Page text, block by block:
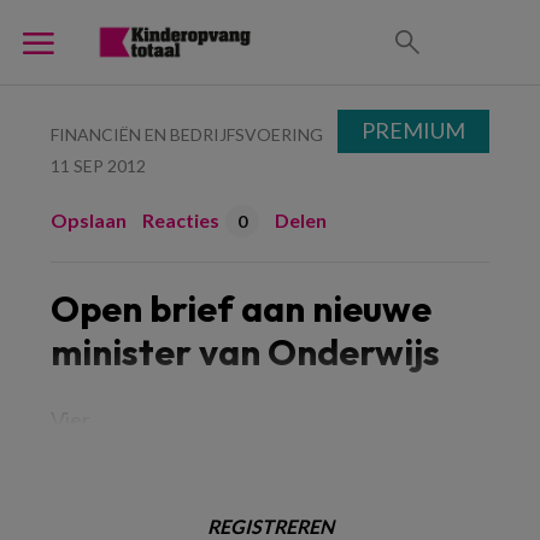
FINANCIËN EN BEDRIJFSVOERING
11 SEP 2012
Opslaan Reacties 0 Delen
Open brief aan nieuwe
minister van Onderwijs
REGISTREREN
PREMIUM